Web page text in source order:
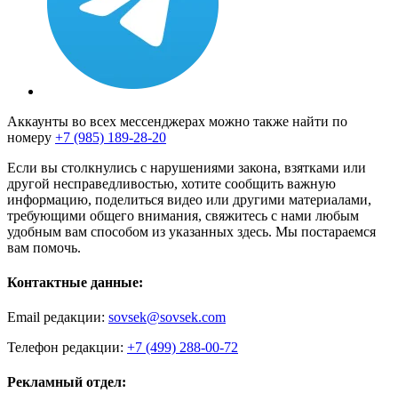
Аккаунты во всех мессенджерах можно также найти по
номеру +7 (985) 189-28-20
Если вы столкнулись с нарушениями закона, взятками или
другой несправедливостью, хотите сообщить важную
информацию, поделиться видео или другими материалами,
требующими общего внимания, свяжитесь с нами любым
удобным вам способом из указанных здесь. Мы постараемся
вам помочь.
Контактные данные:
Email редакции: sovsek@sovsek.com
Телефон редакции: +7 (499) 288-00-72
Рекламный отдел: